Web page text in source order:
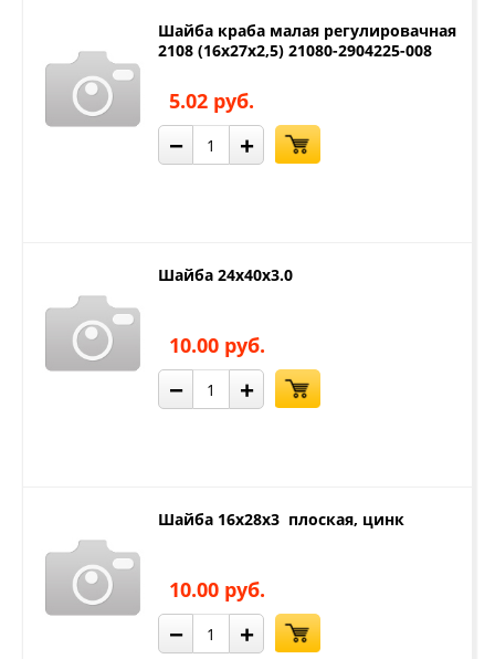
Шайба краба малая регулировачная
2108 (16х27х2,5) 21080-2904225-008
5.02 руб.
− +
Шайба 24х40х3.0
10.00 руб.
− +
Шайба 16х28х3 плоская, цинк
10.00 руб.
− +